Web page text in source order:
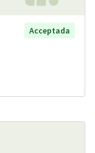
Acceptada